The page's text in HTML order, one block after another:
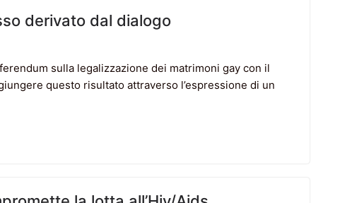
derivato dal dialogo
sulla legalizzazione dei matrimoni gay con il
questo risultato attraverso l’espressione di un